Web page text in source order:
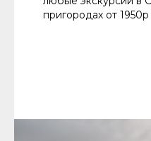
пригородах от 1950р